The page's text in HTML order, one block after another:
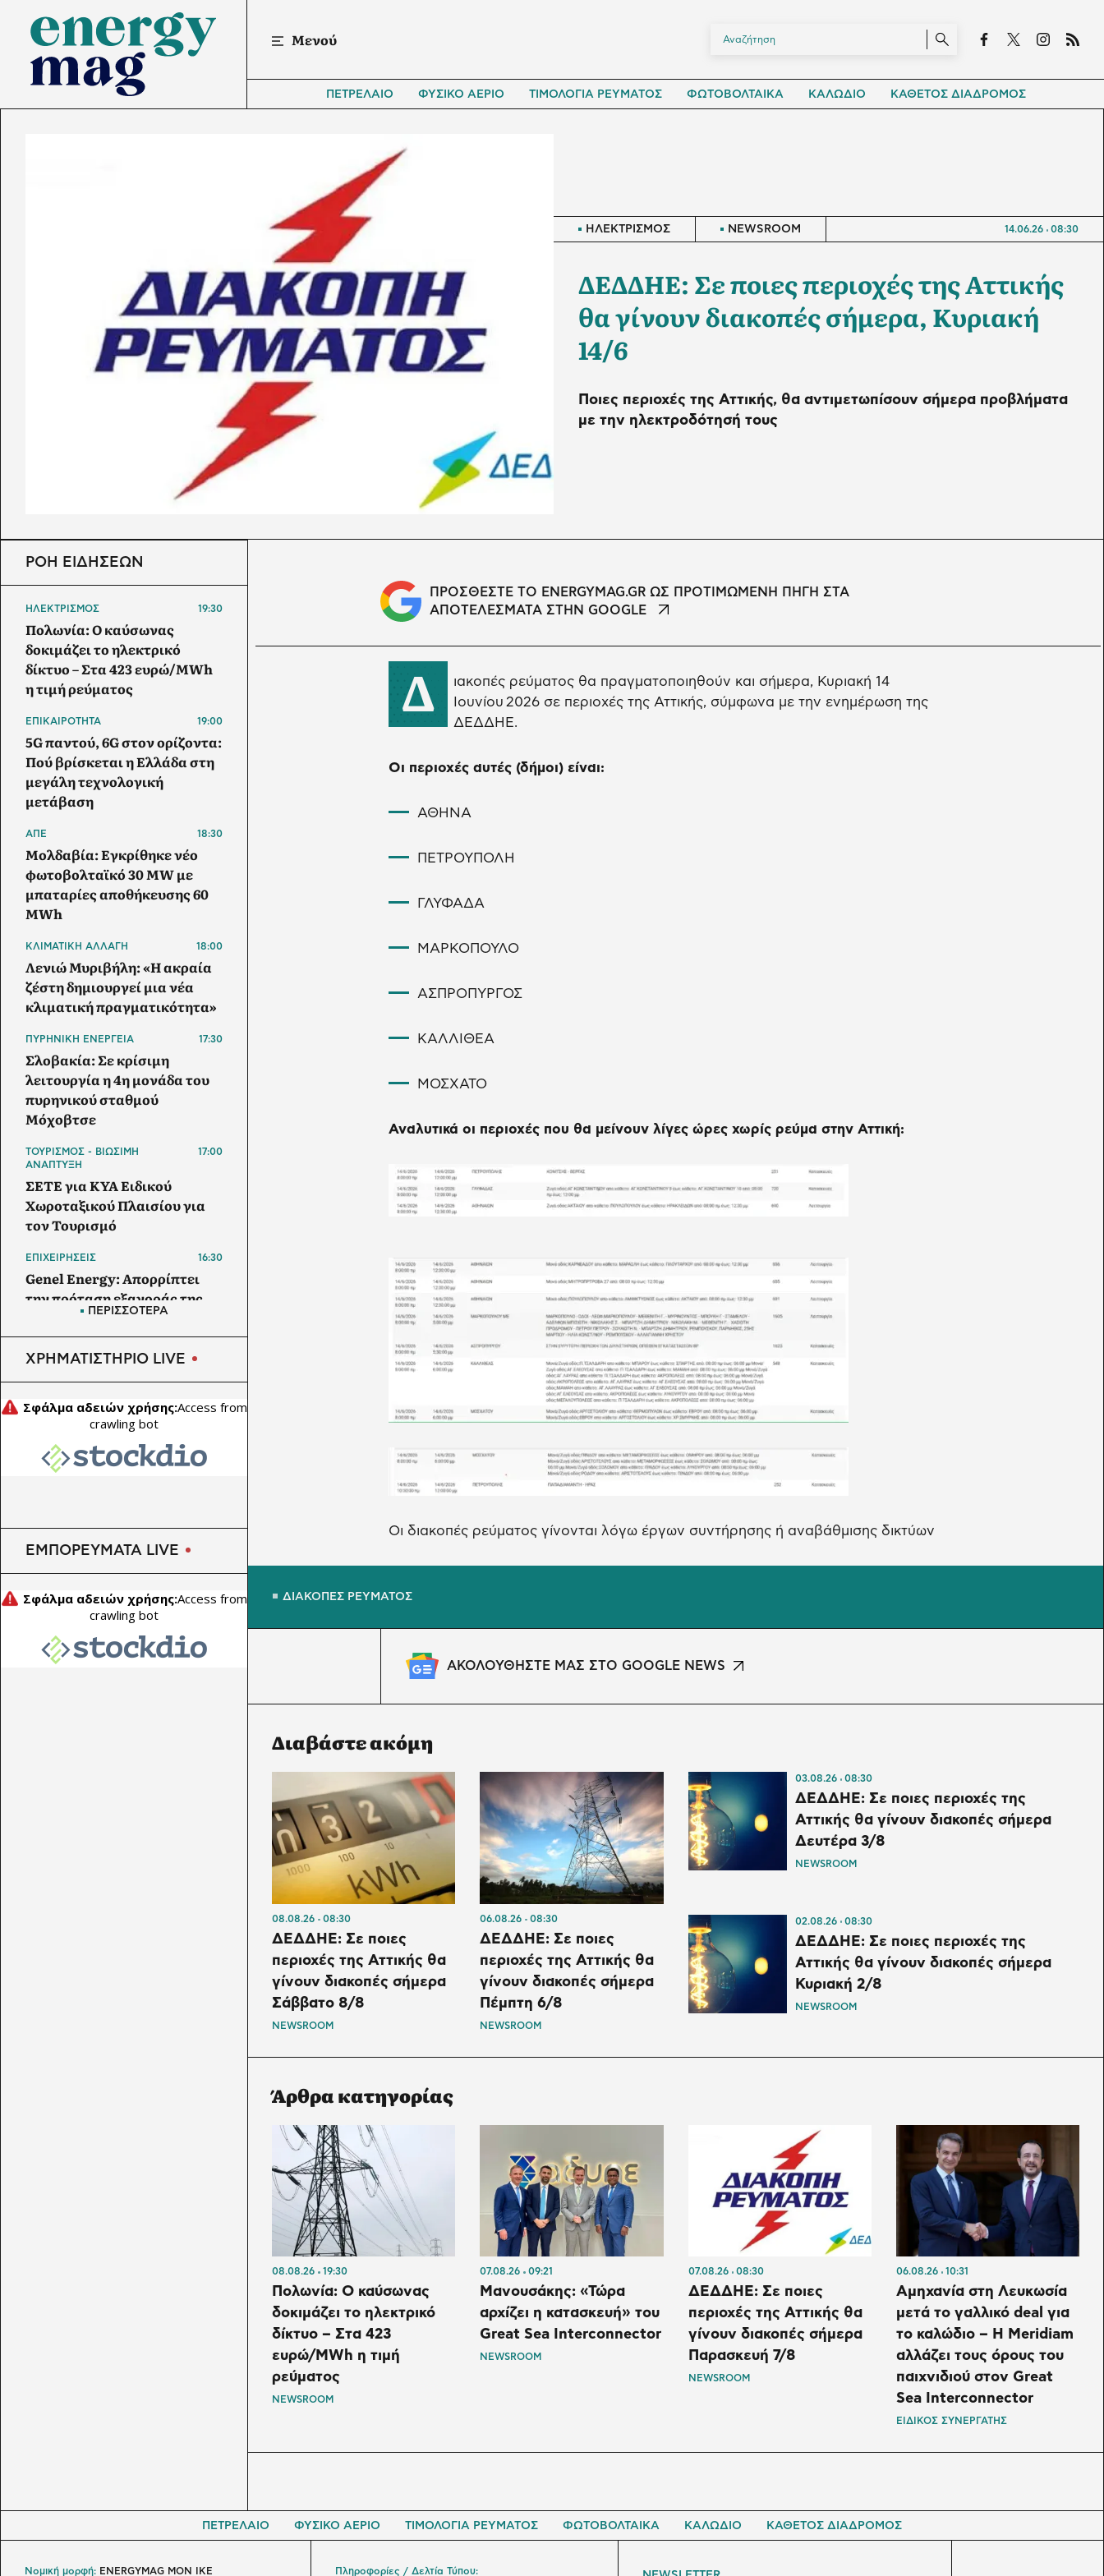
Μενού
ΠΕΤΡΕΛΑΙΟ ΦΥΣΙΚΟ ΑΕΡΙΟ ΤΙΜΟΛΟΓΙΑ ΡΕΥΜΑΤΟΣ ΦΩΤΟΒΟΛΤΑΙΚΑ ΚΑΛΩΔΙΟ ΚΑΘΕΤΟΣ ΔΙΑΔΡΟΜΟΣ
ΗΛΕΚΤΡΙΣΜΟΣ NEWSROOM 14.06.26 08:30
ΔΕΔΔΗΕ: Σε ποιες περιοχές της Αττικής
θα γίνουν διακοπές σήμερα, Κυριακή
14/6
Ποιες περιοχές της Αττικής, θα αντιμετωπίσουν σήμερα προβλήματα
με την ηλεκτροδότησή τους
ΠΡΟΣΘΕΣΤΕ ΤΟ ENERGYMAG.GR ΩΣ ΠΡΟΤΙΜΩΜΕΝΗ ΠΗΓΗ ΣΤΑ
ΑΠΟΤΕΛΕΣΜΑΤΑ ΣΤΗΝ GOOGLE
Δ
ιακοπές ρεύματος θα πραγματοποιηθούν και σήμερα, Κυριακή 14
Ιουνίου 2026 σε περιοχές της Αττικής, σύμφωνα με την ενημέρωση της
ΔΕΔΔΗΕ.
Οι περιοχές αυτές (δήμοι) είναι:
ΑΘΗΝΑ
ΠΕΤΡΟΥΠΟΛΗ
ΓΛΥΦΑΔΑ
ΜΑΡΚΟΠΟΥΛΟ
ΑΣΠΡΟΠΥΡΓΟΣ
ΚΑΛΛΙΘΕΑ
ΜΟΣΧΑΤΟ
Αναλυτικά οι περιοχές που θα μείνουν λίγες ώρες χωρίς ρεύμα στην Αττική:
Οι διακοπές ρεύματος γίνονται λόγω έργων συντήρησης ή αναβάθμισης δικτύων
ΔΙΑΚΟΠΕΣ ΡΕΥΜΑΤΟΣ
ΑΚΟΛΟΥΘΗΣΤΕ ΜΑΣ ΣΤΟ GOOGLE NEWS
Διαβάστε ακόμη
08.08.26 08:30
ΔΕΔΔΗΕ: Σε ποιες
περιοχές της Αττικής θα
γίνουν διακοπές σήμερα
Σάββατο 8/8
NEWSROOM
06.08.26 08:30
ΔΕΔΔΗΕ: Σε ποιες
περιοχές της Αττικής θα
γίνουν διακοπές σήμερα
Πέμπτη 6/8
NEWSROOM
03.08.26 08:30
ΔΕΔΔΗΕ: Σε ποιες περιοχές της
Αττικής θα γίνουν διακοπές σήμερα
Δευτέρα 3/8
NEWSROOM
02.08.26 08:30
ΔΕΔΔΗΕ: Σε ποιες περιοχές της
Αττικής θα γίνουν διακοπές σήμερα
Κυριακή 2/8
NEWSROOM
Άρθρα κατηγορίας
08.08.26 19:30
Πολωνία: Ο καύσωνας
δοκιμάζει το ηλεκτρικό
δίκτυο – Στα 423
ευρώ/MWh η τιμή
ρεύματος
NEWSROOM
07.08.26 09:21
Μανουσάκης: «Τώρα
αρχίζει η κατασκευή» του
Great Sea Interconnector
NEWSROOM
07.08.26 08:30
ΔΕΔΔΗΕ: Σε ποιες
περιοχές της Αττικής θα
γίνουν διακοπές σήμερα
Παρασκευή 7/8
NEWSROOM
06.08.26 10:31
Αμηχανία στη Λευκωσία
μετά το γαλλικό deal για
το καλώδιο – Η Meridiam
αλλάζει τους όρους του
παιχνιδιού στον Great
Sea Interconnector
ΕΙΔΙΚΟΣ ΣΥΝΕΡΓΑΤΗΣ
ΡΟΗ ΕΙΔΗΣΕΩΝ
ΗΛΕΚΤΡΙΣΜΟΣ 19:30
Πολωνία: Ο καύσωνας
δοκιμάζει το ηλεκτρικό
δίκτυο – Στα 423 ευρώ/MWh
η τιμή ρεύματος
ΕΠΙΚΑΙΡΟΤΗΤΑ 19:00
5G παντού, 6G στον ορίζοντα:
Πού βρίσκεται η Ελλάδα στη
μεγάλη τεχνολογική
μετάβαση
ΑΠΕ 18:30
Μολδαβία: Εγκρίθηκε νέο
φωτοβολταϊκό 30 MW με
μπαταρίες αποθήκευσης 60
MWh
ΚΛΙΜΑΤΙΚΗ ΑΛΛΑΓΗ 18:00
Λενιώ Μυριβήλη: «Η ακραία
ζέστη δημιουργεί μια νέα
κλιματική πραγματικότητα»
ΠΥΡΗΝΙΚΗ ΕΝΕΡΓΕΙΑ 17:30
Σλοβακία: Σε κρίσιμη
λειτουργία η 4η μονάδα του
πυρηνικού σταθμού
Μόχοβτσε
ΤΟΥΡΙΣΜΟΣ - ΒΙΩΣΙΜΗ
ΑΝΑΠΤΥΞΗ
17:00
ΣΕΤΕ για ΚΥΑ Ειδικού
Χωροταξικού Πλαισίου για
τον Τουρισμό
ΕΠΙΧΕΙΡΗΣΕΙΣ 16:30
Genel Energy: Απορρίπτει
την πρόταση εξαγοράς της
DNO ύψους 272 εκατ.
δολαρίων
πρωτοβουλία για τις τιμές
στο ράφι των σούπερ μάρκετ
ΠΕΡΙΣΣΟΤΕΡΑ
ΧΡΗΜΑΤΙΣΤΗΡΙΟ LIVE
ΕΜΠΟΡΕΥΜΑΤΑ LIVE
ΠΕΤΡΕΛΑΙΟ ΦΥΣΙΚΟ ΑΕΡΙΟ ΤΙΜΟΛΟΓΙΑ ΡΕΥΜΑΤΟΣ ΦΩΤΟΒΟΛΤΑΙΚΑ ΚΑΛΩΔΙΟ ΚΑΘΕΤΟΣ ΔΙΑΔΡΟΜΟΣ
Νομική μορφή: ENERGYMAG MON IKE Πληροφορίες / Δελτία Τύπου: